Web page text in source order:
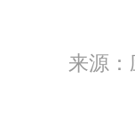
来源